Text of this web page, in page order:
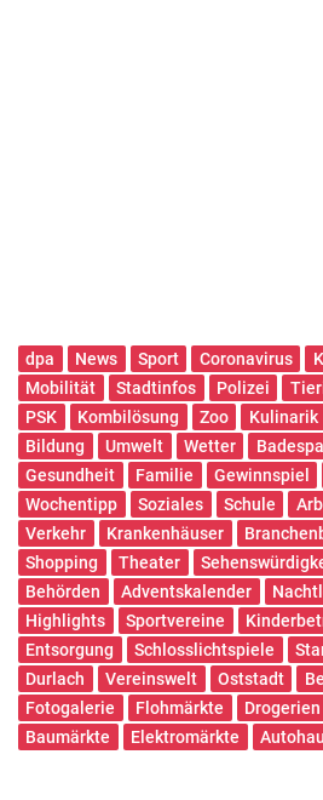
dpa News Sport Coronavirus
Mobilität
Stadtinfos Polizei
PSK
Kombilösung Zoo Kulinarik
Bildung
Umwelt Wetter
Gesundheit
Familie Gewinnspiel
Wochentipp
Soziales Schule
Verkehr
Krankenhäuser
Shopping
Theater
Behörden
Adventskalender
Highlights
Sportvereine
Entsorgung
Schlosslichtspiele
Durlach
Vereinswelt Oststadt
Fotogalerie
Flohmärkte Drogerien
Baumärkte
Elektromärkte